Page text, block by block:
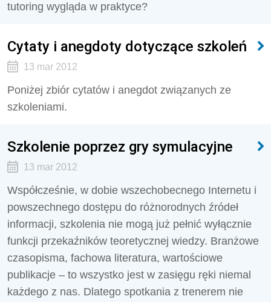
tutoring wygląda w praktyce?
Cytaty i anegdoty dotyczące szkoleń
13 mar 2012
Poniżej zbiór cytatów i anegdot związanych ze
szkoleniami.
Szkolenie poprzez gry symulacyjne
13 mar 2012
Współcześnie, w dobie wszechobecnego Internetu i
powszechnego dostępu do różnorodnych źródeł
informacji, szkolenia nie mogą już pełnić wyłącznie
funkcji przekaźników teoretycznej wiedzy. Branżowe
czasopisma, fachowa literatura, wartościowe
publikacje – to wszystko jest w zasięgu ręki niemal
każdego z nas. Dlatego spotkania z trenerem nie